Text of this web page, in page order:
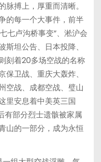
搏上，厚重而清晰。
的每一个大事件，前半
七卢沟桥事变”、淞沪会
坦公告、日本投降、
刻着20多场空战的名称
卫战、重庆大轰炸、
空战、成都空战、璧山
里安息着中美英三国
有部分烈士遗骸被家属
山的一部分，成为永恒